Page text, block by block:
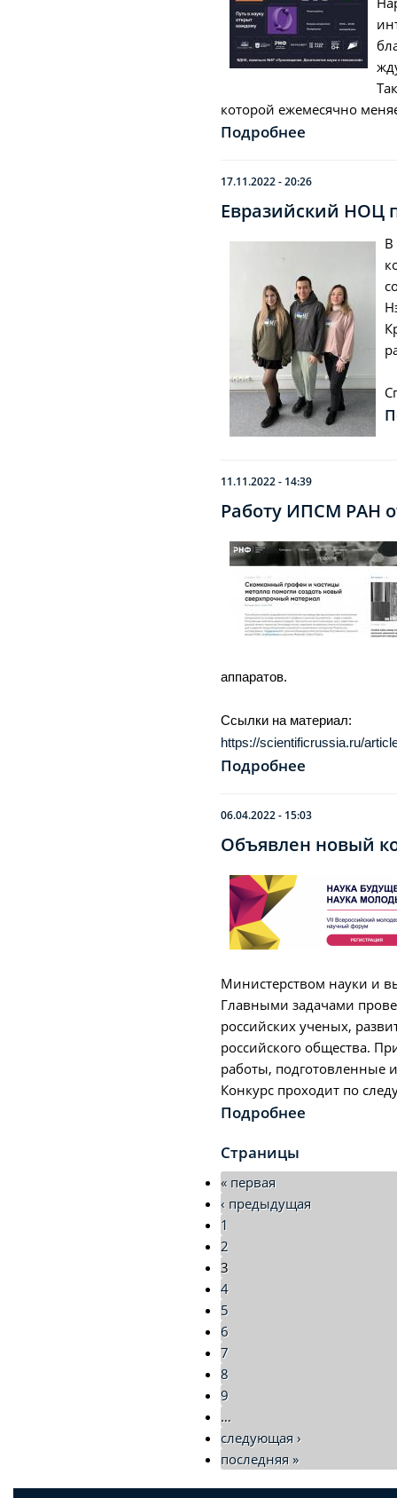
которой ежемесячно
Подробнее
17.11.2022 - 20:26
Евразийский НОЦ
В
11.11.2022 - 14:39
Работу ИПСМ РАН
аппаратов.
Ссылки на материал:
https://scientificrussia.ru/
Подробнее
06.04.2022 - 15:03
Объявлен новый
Министерством науки и
Главными задачами
российских ученых,
российского общества.
работы, подготовленные
Конкурс проходит по
Подробнее
Страницы
« первая
‹ предыдущая
1
2
3
4
5
6
7
8
9
…
следующая ›
последняя »